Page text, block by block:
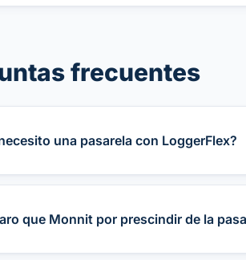
frecuentes
una pasarela con LoggerFlex?
que Monnit por prescindir de la